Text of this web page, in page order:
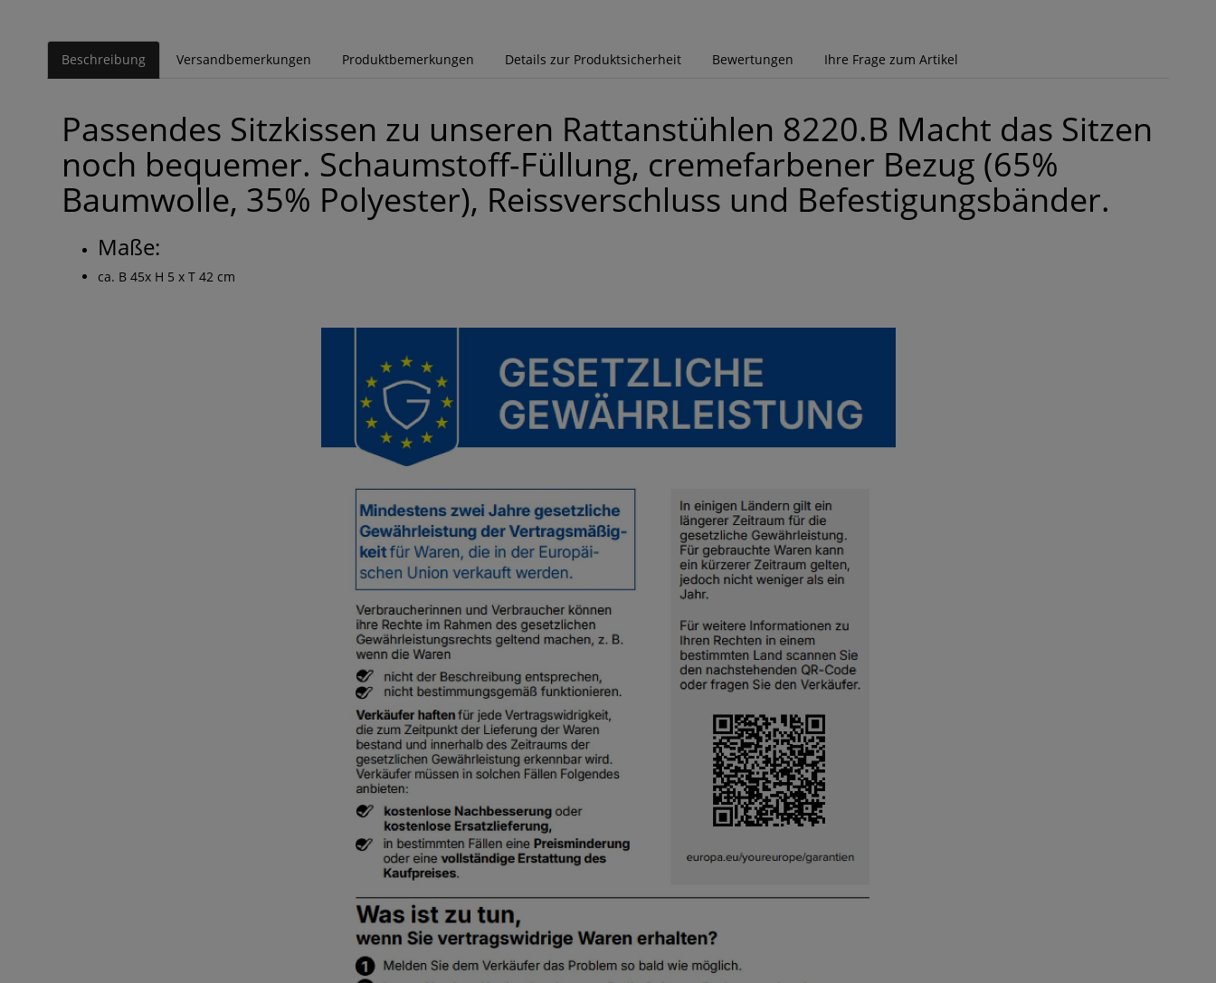
Beschreibung Versandbemerkungen Produktbemerkungen Details zur Produktsicherheit Bewertungen Ihre Frage zum Artikel
Passendes Sitzkissen zu unseren Rattanstühlen 8220.B Macht das Sitzen
noch bequemer. Schaumstoff-Füllung, cremefarbener Bezug (65%
Baumwolle, 35% Polyester), Reissverschluss und Befestigungsbänder.
Maße:
ca. B 45x H 5 x T 42 cm